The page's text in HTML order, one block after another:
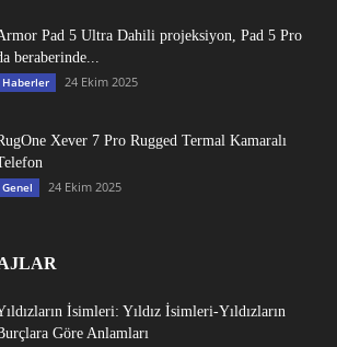
Pad 5 Ultra Dahili projeksiyon, Pad 5 Pro
beraberinde...
Haberler 24 Ekim 2025
Xever 7 Pro Rugged Termal Kamaralı
Genel 24 Ekim 2025
İsimleri: Yıldız İsimleri-Yıldızların
Göre Anlamları